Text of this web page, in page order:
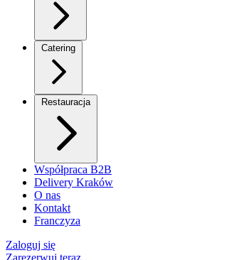
Catering
Restauracja
Współpraca B2B
Delivery Kraków
O nas
Kontakt
Franczyza
Zaloguj się
Zarezerwuj teraz